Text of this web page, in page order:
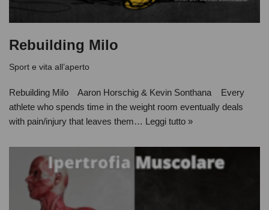
Rebuilding Milo
Sport e vita all’aperto
Rebuilding Milo Aaron Horschig & Kevin Sonthana Every
athlete who spends time in the weight room eventually deals
with pain/injury that leaves them… Leggi tutto »